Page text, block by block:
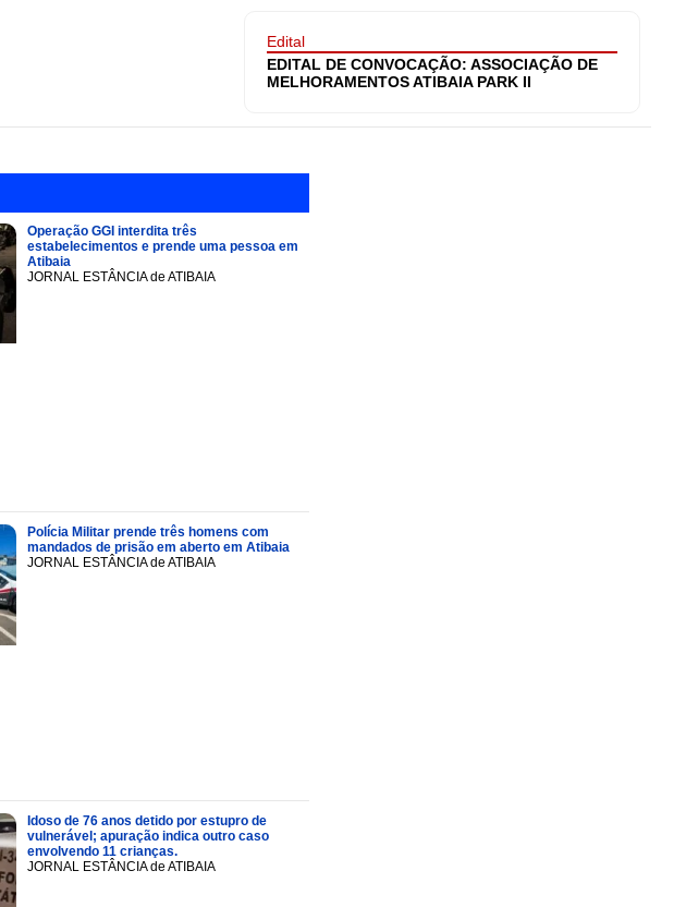
Edital
EDITAL DE CONVOCAÇÃO: ASSOCIAÇÃO DE
MELHORAMENTOS ATIBAIA PARK II
Operação GGI interdita três
estabelecimentos e prende uma pessoa em
Atibaia
JORNAL ESTÂNCIA de ATIBAIA
Polícia Militar prende três homens com
mandados de prisão em aberto em Atibaia
JORNAL ESTÂNCIA de ATIBAIA
Idoso de 76 anos detido por estupro de
vulnerável; apuração indica outro caso
envolvendo 11 crianças.
JORNAL ESTÂNCIA de ATIBAIA